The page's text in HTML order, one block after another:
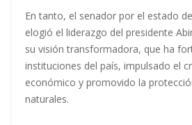
En tanto, el senador por el estado
elogió el liderazgo del presidente
su visión transformadora, que ha
instituciones del país, impulsado el
económico y promovido la
naturales.